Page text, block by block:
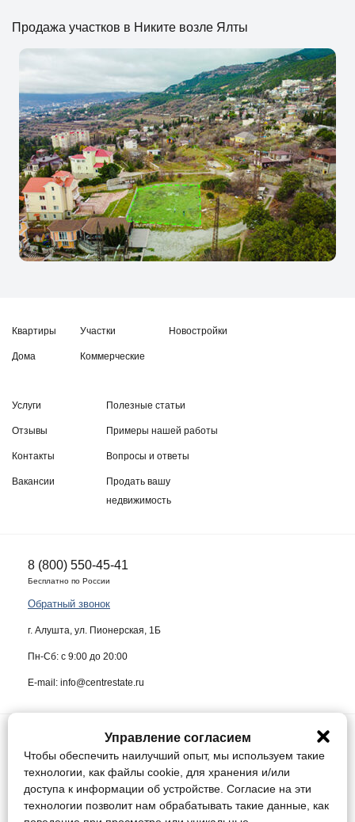
Продажа участков в Никите возле Ялты
Квартиры
Дома
Участки
Коммерческие
Новостройки
Услуги
Отзывы
Контакты
Вакансии
Полезные статьи
Примеры нашей работы
Вопросы и ответы
Продать вашу
недвижимость
8 (800) 550-45-41
Бесплатно по России
Обратный звонок
г. Алушта, ул. Пионерская, 1Б
Пн-Сб: с 9:00 до 20:00
E-mail: info@centrestate.ru
ИП Жуков Виктор Васильевич ИНН 910218942064
Данный сайт носит информационный характер и ни при каких условиях
не является публичной офертой, определяемой положениями статьи
437 Гражданского кодекса Российской Федерации.
Управление согласием
Чтобы обеспечить наилучший опыт, мы используем такие
технологии, как файлы cookie, для хранения и/или
доступа к информации об устройстве. Согласие на эти
технологии позволит нам обрабатывать такие данные, как